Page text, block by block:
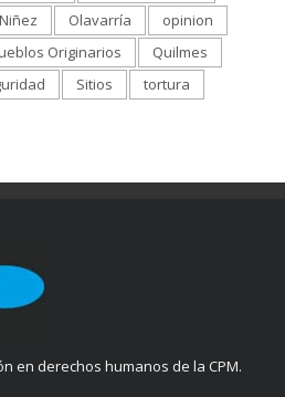
Niñez Olavarría
opinion
Originarios
Quilmes
Sitios
tortura
en derechos humanos de la CPM.